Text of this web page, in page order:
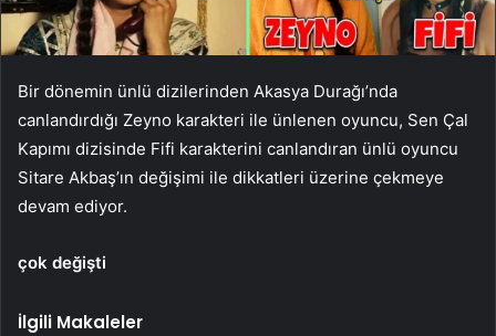
Bir dönemin ünlü dizilerinden Akasya Durağı’nda
canlandırdığı Zeyno karakteri ile ünlenen oyuncu, Sen Çal
Kapımı dizisinde Fifi karakterini canlandıran ünlü oyuncu
Sitare Akbaş’ın değişimi ile dikkatleri üzerine çekmeye
devam ediyor.
çok değişti
İlgili Makaleler